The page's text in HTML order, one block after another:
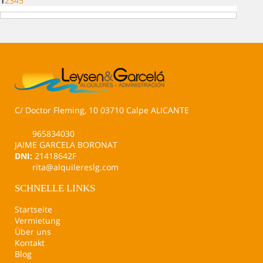
C/ Doctor Fleming, 10 03710 Calpe ALICANTE
965834030
JAIME GARCELA BORONAT
DNI: 21418642F
rita@alquilereslg.com
SCHNELLE LINKS
Startseite
Vermietung
Über uns
Kontakt
Blog